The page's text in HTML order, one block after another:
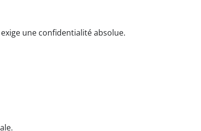
une confidentialité absolue.